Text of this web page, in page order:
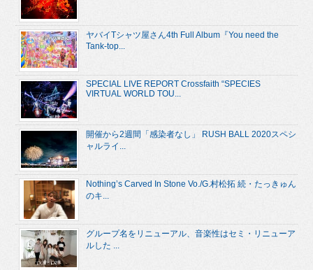
ヤバイTシャツ屋さん4th Full Album『You need the
Tank-top...
SPECIAL LIVE REPORT Crossfaith “SPECIES
VIRTUAL WORLD TOU...
開催から2週間「感染者なし」 RUSH BALL 2020スペシ
ャルライ...
Nothing’s Carved In Stone Vo./G.村松拓 続・たっきゅん
のキ...
グループ名をリニューアル、音楽性はセミ・リニューア
ルした ...